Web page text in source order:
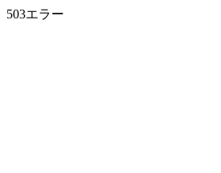
503エラー